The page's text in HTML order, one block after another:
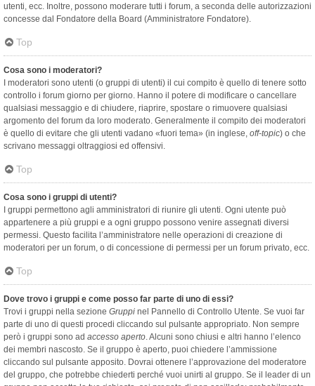
utenti, ecc. Inoltre, possono moderare tutti i forum, a seconda delle autorizzazioni
concesse dal Fondatore della Board (Amministratore Fondatore).
Top
Cosa sono i moderatori?
I moderatori sono utenti (o gruppi di utenti) il cui compito è quello di tenere sotto
controllo i forum giorno per giorno. Hanno il potere di modificare o cancellare
qualsiasi messaggio e di chiudere, riaprire, spostare o rimuovere qualsiasi
argomento del forum da loro moderato. Generalmente il compito dei moderatori
è quello di evitare che gli utenti vadano «fuori tema» (in inglese, off-topic) o che
scrivano messaggi oltraggiosi ed offensivi.
Top
Cosa sono i gruppi di utenti?
I gruppi permettono agli amministratori di riunire gli utenti. Ogni utente può
appartenere a più gruppi e a ogni gruppo possono venire assegnati diversi
permessi. Questo facilita l’amministratore nelle operazioni di creazione di
moderatori per un forum, o di concessione di permessi per un forum privato, ecc.
Top
Dove trovo i gruppi e come posso far parte di uno di essi?
Trovi i gruppi nella sezione Gruppi nel Pannello di Controllo Utente. Se vuoi far
parte di uno di questi procedi cliccando sul pulsante appropriato. Non sempre
però i gruppi sono ad accesso aperto. Alcuni sono chiusi e altri hanno l’elenco
dei membri nascosto. Se il gruppo è aperto, puoi chiedere l’ammissione
cliccando sul pulsante apposito. Dovrai ottenere l’approvazione del moderatore
del gruppo, che potrebbe chiederti perché vuoi unirti al gruppo. Se il leader di un